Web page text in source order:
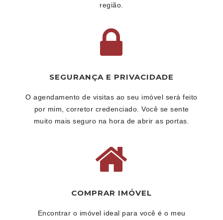
região.
SEGURANÇA E PRIVACIDADE
O agendamento de visitas ao seu imóvel será feito
por mim, corretor credenciado. Você se sente
muito mais seguro na hora de abrir as portas.
COMPRAR IMÓVEL
Encontrar o imóvel ideal para você é o meu